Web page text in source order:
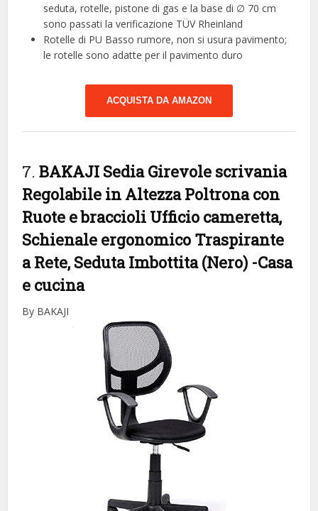
seduta, rotelle, pistone di gas e la base di ∅ 70 cm
sono passati la verificazione TÜV Rheinland
Rotelle di PU Basso rumore, non si usura pavimento;
le rotelle sono adatte per il pavimento duro
ACQUISTA DA AMAZON
7.BAKAJI Sedia Girevole scrivania
Regolabile in Altezza Poltrona con
Ruote e braccioli Ufficio cameretta,
Schienale ergonomico Traspirante
a Rete, Seduta Imbottita (Nero) -Casa
e cucina
By BAKAJI